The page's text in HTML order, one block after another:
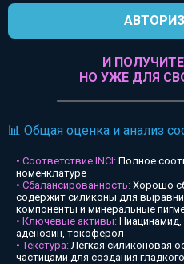
И
НО УЖЕ ДЛЯ
📊 Общая оценка и анализ
• Соответствие INCI: Полное
номенклатуре
• Сбалансированность: Хорошо
содержит силиконы для
компоненты и минеральные
• Ключевые активы: Ниацинамид,
аденозин, токоферол
• Текстура:Легкая силиконовая
частицами для создания